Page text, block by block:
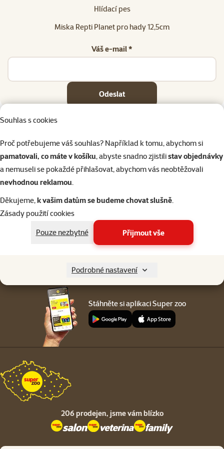
Souhlas s cookies
Proč potřebujeme váš souhlas? Například k tomu, abychom si
pamatovali, co máte v košíku, abyste snadno zjistilistav objednávky
a nemuseli se pokaždé přihlašovat, abychom vás neobtěžovali
nevhodnou reklamou.
Děkujeme,k vašim datům se budeme chovat slušně.
Zásady použití cookies
Pouze nezbytné
Přijmout vše
Podrobné nastavení
Hlídací pes
Miska Repti Planet pro hady 12,5cm
Váš e-mail *
Odeslat
Napište nám
eshop@superzoo.cz
321 000 180
Po–Pá 7:00 – 18:00
Online chat
nebo
206 prodejen
Menu v patičce
Pro zákazníky
Stáhněte si aplikaci Super zoo
206 prodejen, jsme vám blízko